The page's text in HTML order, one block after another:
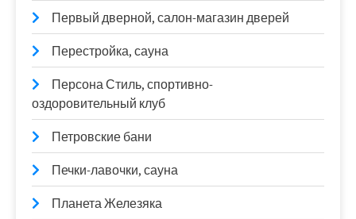
Первый дверной, салон-магазин дверей
Перестройка, сауна
Персона Стиль, спортивно-
оздоровительный клуб
Петровские бани
Печки-лавочки, сауна
Планета Железяка